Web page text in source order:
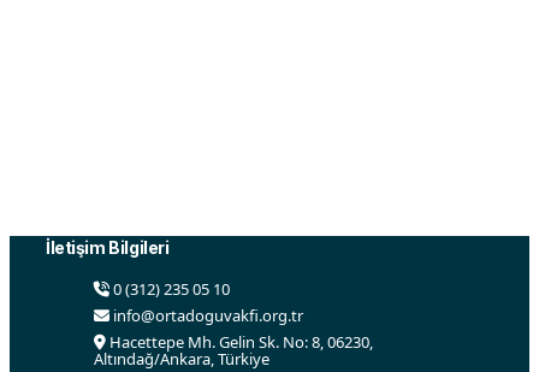
İletişim Bilgileri
0 (312) 235 05 10
info@ortadoguvakfi.org.tr
Hacettepe Mh. Gelin Sk. No: 8, 06230,
Altındağ/Ankara, Türkiye